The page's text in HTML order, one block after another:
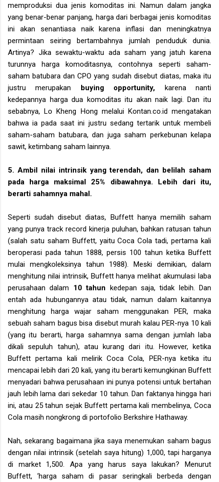
memproduksi dua jenis komoditas ini. Namun dalam jangka
yang benar-benar panjang, harga dari berbagai jenis komoditas
ini akan senantiasa naik karena inflasi dan meningkatnya
permintaan seiring bertambahnya jumlah penduduk dunia.
Artinya? Jika sewaktu-waktu ada saham yang jatuh karena
turunnya harga komoditasnya, contohnya seperti saham-
saham batubara dan CPO yang sudah disebut diatas, maka itu
justru merupakan buying opportunity, karena nanti
kedepannya harga dua komoditas itu akan naik lagi. Dan itu
sebabnya, Lo Kheng Hong melalui Kontan.co.id mengatakan
bahwa ia pada saat ini justru sedang tertarik untuk membeli
saham-saham batubara, dan juga saham perkebunan kelapa
sawit, ketimbang saham lainnya.
5. Ambil nilai intrinsik yang terendah, dan belilah saham
pada harga maksimal 25% dibawahnya. Lebih dari itu,
berarti sahamnya mahal.
Seperti sudah disebut diatas, Buffett hanya memilih saham
yang punya track record kinerja puluhan, bahkan ratusan tahun
(salah satu saham Buffett, yaitu Coca Cola tadi, pertama kali
beroperasi pada tahun 1888, persis 100 tahun ketika Buffett
mulai mengkoleksinya tahun 1988). Meski demikian, dalam
menghitung nilai intrinsik, Buffett hanya melihat akumulasi laba
perusahaan dalam 10 tahun kedepan saja, tidak lebih. Dan
entah ada hubungannya atau tidak, namun dalam kaitannya
menghitung harga wajar saham menggunakan PER, maka
sebuah saham bagus bisa disebut murah kalau PER-nya 10 kali
(yang itu berarti, harga sahamnya sama dengan jumlah laba
dikali sepuluh tahun), atau kurang dari itu. However, ketika
Buffett pertama kali melirik Coca Cola, PER-nya ketika itu
mencapai lebih dari 20 kali, yang itu berarti kemungkinan Buffett
menyadari bahwa perusahaan ini punya potensi untuk bertahan
jauh lebih lama dari sekedar 10 tahun. Dan faktanya hingga hari
ini, atau 25 tahun sejak Buffett pertama kali membelinya, Coca
Cola masih nongkrong di portofolio Berkshire Hathaway.
Nah, sekarang bagaimana jika saya menemukan saham bagus
dengan nilai intrinsik (setelah saya hitung) 1,000, tapi harganya
di market 1,500. Apa yang harus saya lakukan? Menurut
Buffett, ‘harga saham di pasar seringkali berbeda dengan